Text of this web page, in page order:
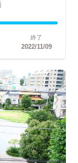
終了
2022/11/09